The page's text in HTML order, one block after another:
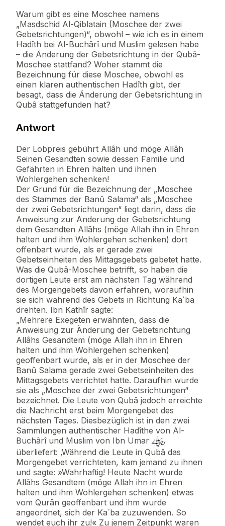
Warum gibt es eine Moschee namens
„Masdschid Al-Qiblatain (Moschee der zwei
Gebetsrichtungen)“, obwohl – wie ich es in einem
Hadîth bei Al-Buchârî und Muslim gelesen habe
– die Änderung der Gebetsrichtung in der Qubâ-
Moschee stattfand? Woher stammt die
Bezeichnung für diese Moschee, obwohl es
einen klaren authentischen Hadîth gibt, der
besagt, dass die Änderung der Gebetsrichtung in
Qubâ stattgefunden hat?
Antwort
Der Lobpreis gebührt Allâh und möge Allâh
Seinen Gesandten sowie dessen Familie und
Gefährten in Ehren halten und ihnen
Wohlergehen schenken!
Der Grund für die Bezeichnung der „Moschee
des Stammes der Banû Salama“ als „Moschee
der zwei Gebetsrichtungen“ liegt darin, dass die
Anweisung zur Änderung der Gebetsrichtung
dem Gesandten Allâhs (möge Allah ihn in Ehren
halten und ihm Wohlergehen schenken) dort
offenbart wurde, als er gerade zwei
Gebetseinheiten des Mittagsgebets gebetet hatte.
Was die Qubâ-Moschee betrifft, so haben die
dortigen Leute erst am nächsten Tag während
des Morgengebets davon erfahren, woraufhin
sie sich während des Gebets in Richtung Ka´ba
drehten. Ibn Kathîr sagte:
„Mehrere Exegeten erwähnten, dass die
Anweisung zur Änderung der Gebetsrichtung
Allâhs Gesandtem (möge Allah ihn in Ehren
halten und ihm Wohlergehen schenken)
geoffenbart wurde, als er in der Moschee der
Banû Salama gerade zwei Gebetseinheiten des
Mittagsgebets verrichtet hatte. Daraufhin wurde
sie als „Moschee der zwei Gebetsrichtungen“
bezeichnet. Die Leute von Qubâ jedoch erreichte
die Nachricht erst beim Morgengebet des
nächsten Tages. Diesbezüglich ist in den zwei
Sammlungen authentischer Hadîthe von Al-
Buchârî und Muslim von Ibn Umar
überliefert: ‚Während die Leute in Qubâ das
Morgengebet verrichteten, kam jemand zu ihnen
und sagte: »Wahrhaftig! Heute Nacht wurde
Allâhs Gesandtem (möge Allah ihn in Ehren
halten und ihm Wohlergehen schenken) etwas
vom Qurân geoffenbart und ihm wurde
angeordnet, sich der Ka´ba zuzuwenden. So
wendet euch ihr zu!« Zu jenem Zeitpunkt waren